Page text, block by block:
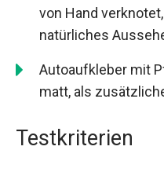
von Hand
natürliches
Autoaufkleber mit
matt, als
Testkriterien